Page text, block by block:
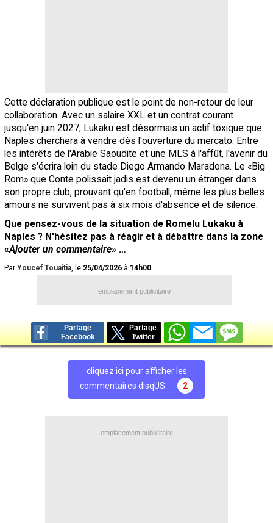
Cette déclaration publique est le point de non-retour de leur
collaboration. Avec un salaire XXL et un contrat courant
jusqu'en juin 2027, Lukaku est désormais un actif toxique que
Naples cherchera à vendre dès l'ouverture du mercato. Entre
les intérêts de l'Arabie Saoudite et une MLS à l'affût, l'avenir du
Belge s'écrira loin du stade Diego Armando Maradona. Le «Big
Rom» que Conte polissait jadis est devenu un étranger dans
son propre club, prouvant qu'en football, même les plus belles
amours ne survivent pas à six mois d'absence et de silence.
Que pensez-vous de la situation de Romelu Lukaku à
Naples ? N'hésitez pas à réagir et à débattre dans la zone
«Ajouter un commentaire» …
Par Youcef Touaitia, le 25/04/2026 à 14h00
emplacement publicitaire
Partage
Facebook
Partage
Twitter
cliquez ici pour afficher les
commentaires disqUS
2
emplacement publicitaire